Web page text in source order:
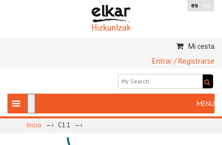
es eu
Mi cesta
Entrar / Registrarse
Inicio —› C1.1 —›